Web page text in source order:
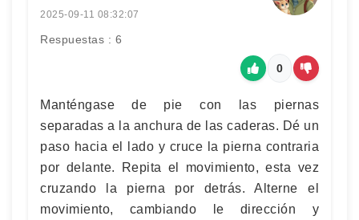
2025-09-11 08:32:07
Respuestas : 6
0
Manténgase de pie con las piernas
separadas a la anchura de las caderas. Dé un
paso hacia el lado y cruce la pierna contraria
por delante. Repita el movimiento, esta vez
cruzando la pierna por detrás. Alterne el
movimiento, cambiando le dirección y